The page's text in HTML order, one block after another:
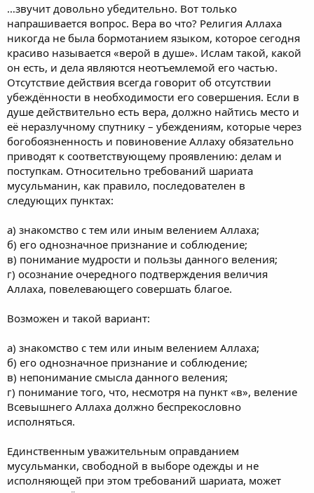
…звучит довольно убедительно. Вот только
напрашивается вопрос. Вера во что? Религия Аллаха
никогда не была бормотанием языком, которое сегодня
красиво называется «верой в душе». Ислам такой, какой
он есть, и дела являются неотъемлемой его частью.
Отсутствие действия всегда говорит об отсутствии
убеждённости в необходимости его совершения. Если в
душе действительно есть вера, должно найтись место и
её неразлучному спутнику – убеждениям, которые через
богобоязненность и повиновение Аллаху обязательно
приводят к соответствующему проявлению: делам и
поступкам. Относительно требований шариата
мусульманин, как правило, последователен в
следующих пунктах:
а) знакомство с тем или иным велением Аллаха;
б) его однозначное признание и соблюдение;
в) понимание мудрости и пользы данного веления;
г) осознание очередного подтверждения величия
Аллаха, повелевающего совершать благое.
Возможен и такой вариант:
а) знакомство с тем или иным велением Аллаха;
б) его однозначное признание и соблюдение;
в) непонимание смысла данного веления;
г) понимание того, что, несмотря на пункт «в», веление
Всевышнего Аллаха должно беспрекословно
исполняться.
Единственным уважительным оправданием
мусульманки, свободной в выборе одежды и не
исполняющей при этом требований шариата, может